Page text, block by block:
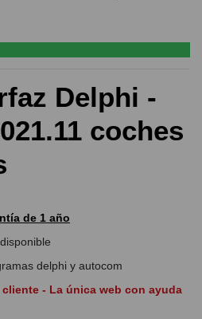
Delphi -
coches
de 1 año
delphi y autocom
- La única web con ayuda